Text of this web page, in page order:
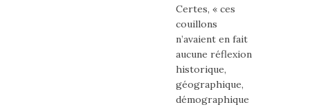
Certes, « ces
couillons
n’avaient en fait
aucune réflexion
historique,
géographique,
démographique